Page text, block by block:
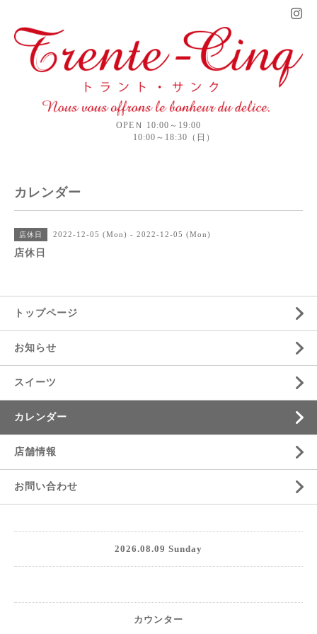
OPEＮ 10:00～19:00
10:00～18:30（日）
カレンダー
店休日 2022-12-05 (Mon) - 2022-12-05 (Mon)
店休日
トップページ
お知らせ
スイーツ
カレンダー
店舗情報
お問い合わせ
2026.08.09 Sunday
カウンター